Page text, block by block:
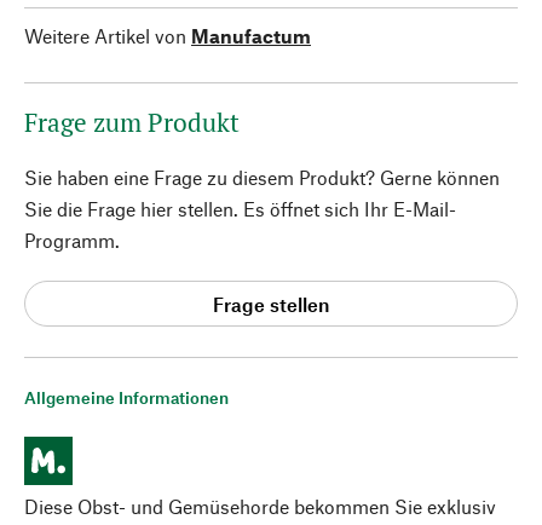
Allgemeine Informationen
Diese Obst- und Gemüsehorde bekommen Sie exklusiv
Weitere Artikel von Manufactum
Frage zum Produkt
Sie haben eine Frage zu diesem Produkt? Gerne können
Sie die Frage hier stellen. Es öffnet sich Ihr E-Mail-
Programm.
Frage stellen